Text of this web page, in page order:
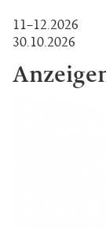
30.10.2026